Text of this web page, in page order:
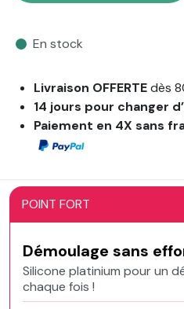
En stock
Livraison OFFERTEdès
14 jours pour changer
Paiement en 4X sans
POINT FORT
Démoulage sans
Silicone platinium pour un
chaque fois !